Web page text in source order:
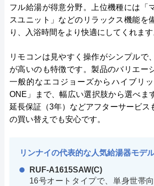
フル給湯が得意分野。上位機種には「
スユニット」などのリラックス機能を
り、入浴時間をより快適にしてくれます
リモコンは見やすく操作がシンプルで
が高いのも特徴です。製品のバリエー
一般的なエコジョーズからハイブリ
ONE」まで、幅広い選択肢から選べま
延長保証（3年）などアフターサービス
の買い替えでも安心です。
リンナイの代表的な人気給湯器モデ
RUF-A1615SAW(C)
16号オートタイプで、単身世帯